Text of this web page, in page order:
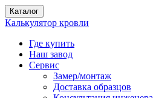
Каталог
Калькулятор кровли
Где купить
Наш завод
Сервис
Замер/монтаж
Доставка образцов